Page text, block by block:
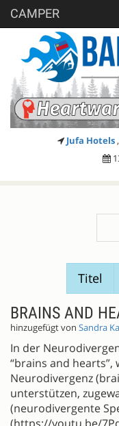
CAMPER
Jufa Hotels
Registrieren
Titel
BRAINS AND
hinzugefügt von Sandra
In der
“brains and
Neurodivergenz
unterstützen,
(neurodivergente